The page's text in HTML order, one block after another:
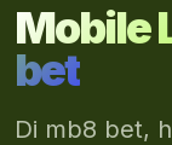
Mobile
bet
Di mb8 bet,